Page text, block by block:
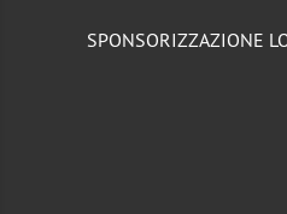
SPONSORIZZAZIONE